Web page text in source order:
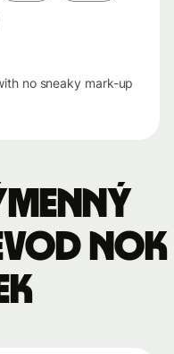
no sneaky mark-up
NOK